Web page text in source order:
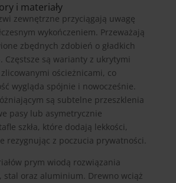
i materiały
zewnętrzne przyciągają uwagę
wykończeniem. Przeważają
zbędnych zdobień o gładkich
Częstsze są warianty z ukrytymi
ościeżnicami, co
wygląda spójnie i nowocześnie.
są subtelne przeszklenia
pasy lub asymetrycznie
szkła, które dodają lekkości,
rezygnując z poczucia prywatności.
prym wiodą rozwiązania
stal oraz aluminium. Drewno wciąż